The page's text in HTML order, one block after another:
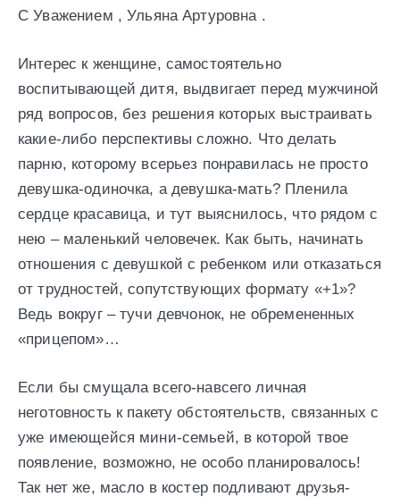
С Уважением , Ульяна Артуровна .
Интерес к женщине, самостоятельно
воспитывающей дитя, выдвигает перед мужчиной
ряд вопросов, без решения которых выстраивать
какие-либо перспективы сложно. Что делать
парню, которому всерьез понравилась не просто
девушка-одиночка, а девушка-мать? Пленила
сердце красавица, и тут выяснилось, что рядом с
нею – маленький человечек. Как быть, начинать
отношения с девушкой с ребенком или отказаться
от трудностей, сопутствующих формату «+1»?
Ведь вокруг – тучи девчонок, не обремененных
«прицепом»…
Если бы смущала всего-навсего личная
неготовность к пакету обстоятельств, связанных с
уже имеющейся мини-семьей, в которой твое
появление, возможно, не особо планировалось!
Так нет же, масло в костер подливают друзья-